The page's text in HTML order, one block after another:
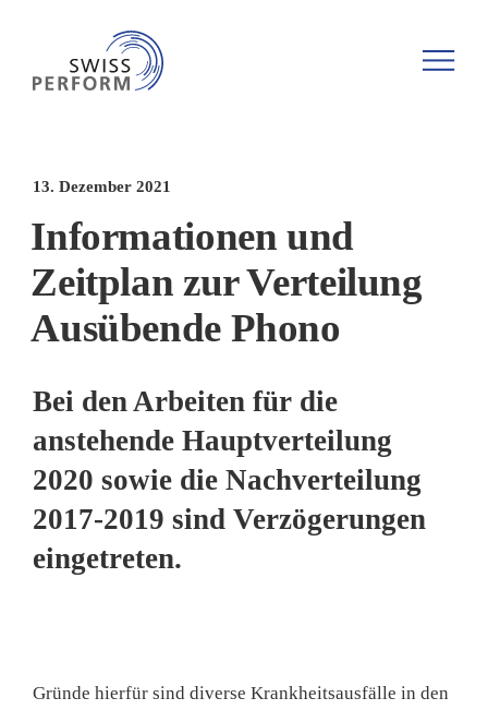
13. Dezember 2021
Informationen und
Zeitplan zur Verteilung
Ausübende Phono
Bei den Arbeiten für die
anstehende Hauptverteilung
2020 sowie die Nachverteilung
2017-2019 sind Verzögerungen
eingetreten.
Gründe hierfür sind diverse Krankheitsausfälle in den